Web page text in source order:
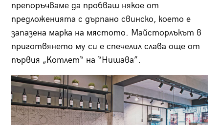
препоръчваме да пробваш някое от
предложенията с дърпано свинско, което е
запазена марка на мястото. Mайсторлъкът в
приготвянето му си е спечелил слава още от
първия „Котлет“ на “Нишава”.